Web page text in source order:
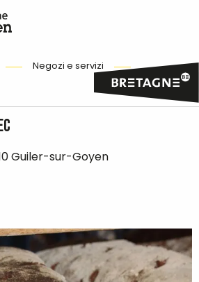
Negozi e servizi
Guiler-sur-Goyen
aux favoris